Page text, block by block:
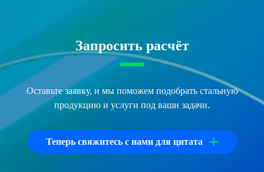
Запросить расчёт
Оставьте заявку, и мы поможем подобрать стальную
продукцию и услуги под ваши задачи.
Теперь свяжитесь с нами для цитата +